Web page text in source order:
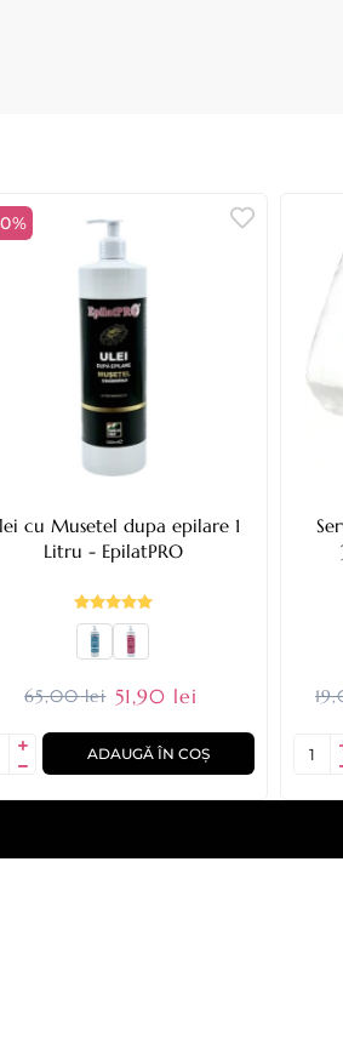
cu Musetel dupa epilare 1
Litru - EpilatPRO
65,00 lei 51,90 lei
ADAUGĂ ÎN COȘ